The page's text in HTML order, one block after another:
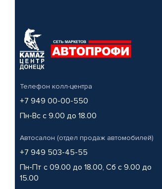
Телефон колл-центра
+7 949 00-00-550
Пн-Вс с 9.00 до 18.00
Автосалон (отдел продаж автомобилей)
+7 949 503-45-55
Пн-Пт с 09.00 до 18.00, Сб с 9.00 до
15.00